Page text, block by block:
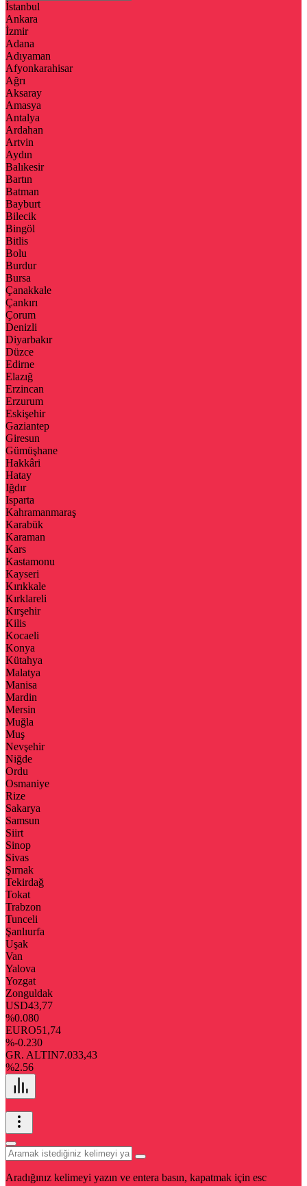
İstanbul
Ankara
İzmir
Adana
Adıyaman
Afyonkarahisar
Ağrı
Aksaray
Amasya
Antalya
Ardahan
Artvin
Aydın
Balıkesir
Bartın
Batman
Bayburt
Bilecik
Bingöl
Bitlis
Bolu
Burdur
Bursa
Çanakkale
Çankırı
Çorum
Denizli
Diyarbakır
Düzce
Edirne
Elazığ
Erzincan
Erzurum
Eskişehir
Gaziantep
Giresun
Gümüşhane
Hakkâri
Hatay
Iğdır
Isparta
Kahramanmaraş
Karabük
Karaman
Kars
Kastamonu
Kayseri
Kırıkkale
Kırklareli
Kırşehir
Kilis
Kocaeli
Konya
Kütahya
Malatya
Manisa
Mardin
Mersin
Muğla
Muş
Nevşehir
Niğde
Ordu
Osmaniye
Rize
Sakarya
Samsun
Siirt
Sinop
Sivas
Şırnak
Tekirdağ
Tokat
Trabzon
Tunceli
Şanlıurfa
Uşak
Van
Yalova
Yozgat
Zonguldak
USD43,77
%0.080
EURO51,74
%-0.230
GR. ALTIN7.033,43
%2.56
Aradığınız kelimeyi yazın ve entera basın, kapatmak için esc